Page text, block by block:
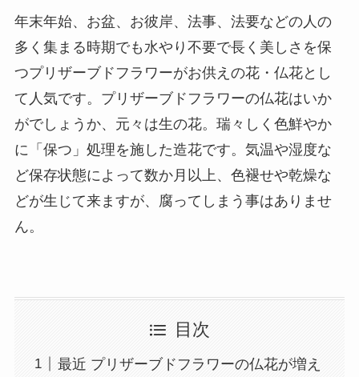
年末年始、お盆、お彼岸、法事、法要などの人の
多く集まる時期でも水やり不要で長く美しさを保
つプリザーブドフラワーがお供えの花・仏花とし
て人気です。プリザーブドフラワーの仏花はいか
がでしょうか、元々は生の花。瑞々しく色鮮やか
に「保つ」処理を施した造花です。気温や湿度な
ど保存状態によって数か月以上、色褪せや乾燥な
どが生じて来ますが、腐ってしまう事はありませ
ん。
目次
最近 プリザーブドフラワーの仏花が増え